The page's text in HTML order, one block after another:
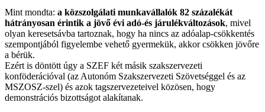
Mint mondta: a közszolgálati munkavállalók 82 százalékát
hátrányosan érintik a jövő évi adó-és járulékváltozások, mivel
olyan keresetsávba tartoznak, hogy ha nincs az adóalap-csökkentés
szempontjából figyelembe vehető gyermekük, akkor csökken jövőre
a bérük.
Ezért is döntött úgy a SZEF két másik szakszervezeti
konföderációval (az Autonóm Szakszervezeti Szövetséggel és az
MSZOSZ-szel) és azok tagszervezeteivel közösen, hogy
demonstrációs bizottságot alakítanak.